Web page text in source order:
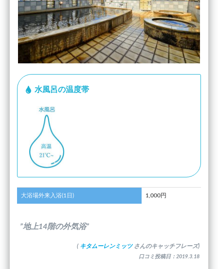
水風呂の温度帯
大浴場外来入浴(1日) 1,000円
”地上14階の外気浴”
( キタムーレンミッツ さんのキャッチフレーズ)
口コミ投稿日：2019.3.18